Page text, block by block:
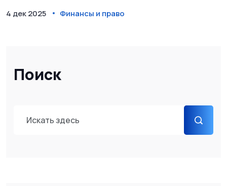
Поиск
4 дек 2025 Финансы и право